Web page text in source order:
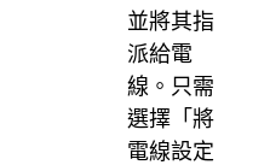
並將其指
派給電
線。只需
選擇「將
電線設定